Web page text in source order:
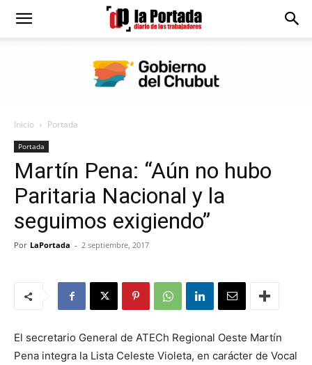
Diario
Portada
Inicio Portada
Portada
Martín Pena: “Aún no hubo
Paritaria Nacional y la
seguimos exigiendo”
Por LaPortada - 2 septiembre, 2017
El secretario General de ATECh Regional Oeste Martín
Pena integra la Lista Celeste Violeta, en carácter de Vocal